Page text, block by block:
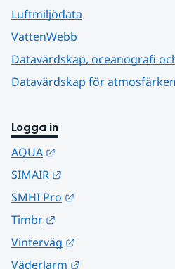
Luftmiljödata
VattenWebb
Datavärdskap, oceanografi
Datavärdskap för
Logga in
AQUA
SIMAIR
SMHI Pro
Timbr
Vinterväg
Väderlarm